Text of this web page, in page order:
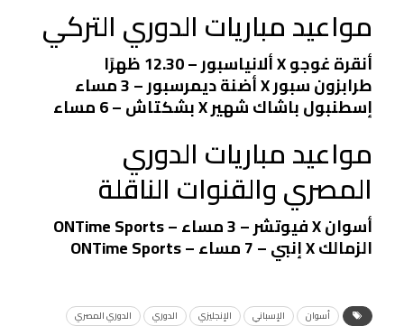
مواعيد مباريات الدوري التركي
أنقرة غوجو X ألانياسبور – 12.30 ظهرًا
طرابزون سبور X أضنة ديمرسبور – 3 مساء
إسطنبول باشاك شهير X بشكتاش – 6 مساء
مواعيد مباريات الدوري
المصري والقنوات الناقلة
أسوان X فيوتشر – 3 مساء – ONTime Sports
الزمالك X إنبي – 7 مساء – ONTime Sports
أسوان الإسباني الإنجليزي الدوري
الدوري المصري